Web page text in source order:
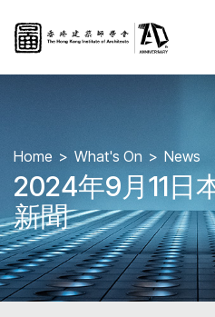
Home What's On News
2024年9月11日
新聞